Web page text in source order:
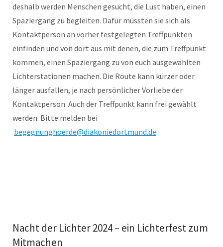
deshalb werden Menschen gesucht, die Lust haben, einen
Spaziergang zu begleiten. Dafür müssten sie sich als
Kontaktperson an vorher festgelegten Treffpunkten
einfinden und von dort aus mit denen, die zum Treffpunkt
kommen, einen Spaziergang zu von euch ausgewählten
Lichterstationen machen. Die Route kann kürzer oder
länger ausfallen, je nach persönlicher Vorliebe der
Kontaktperson. Auch der Treffpunkt kann frei gewählt
werden. Bitte melden bei
begegnunghoerde@diakoniedortmund.de
Nacht der Lichter 2024 – ein Lichterfest zum
Mitmachen